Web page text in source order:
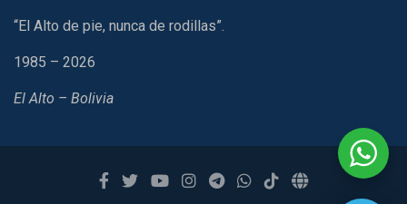
“El Alto de pie, nunca de rodillas”.
1985 – 2026
El Alto – Bolivia